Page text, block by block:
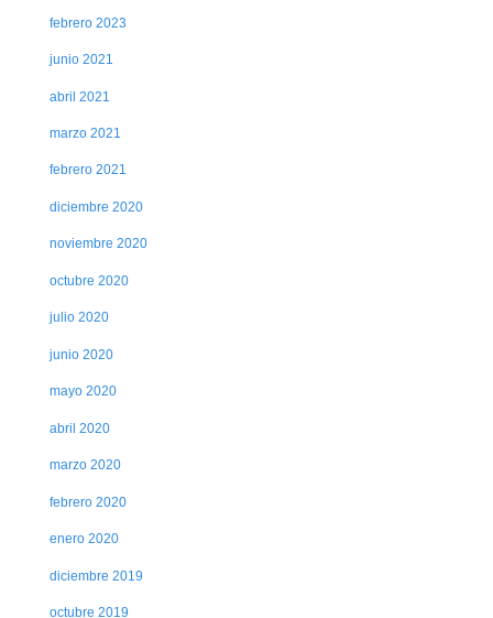
febrero 2023
junio 2021
abril 2021
marzo 2021
febrero 2021
diciembre 2020
noviembre 2020
octubre 2020
julio 2020
junio 2020
mayo 2020
abril 2020
marzo 2020
febrero 2020
enero 2020
diciembre 2019
octubre 2019